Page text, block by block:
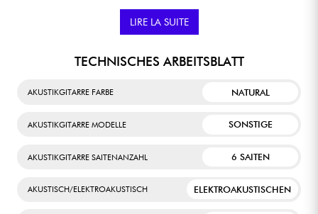
LIRE LA SUITE
TECHNISCHES ARBEITSBLATT
AKUSTIKGITARRE FARBE NATURAL
AKUSTIKGITARRE MODELLE SONSTIGE
AKUSTIKGITARRE SAITENANZAHL 6 SAITEN
AKUSTISCH/ELEKTROAKUSTISCH ELEKTROAKUSTISCHEN